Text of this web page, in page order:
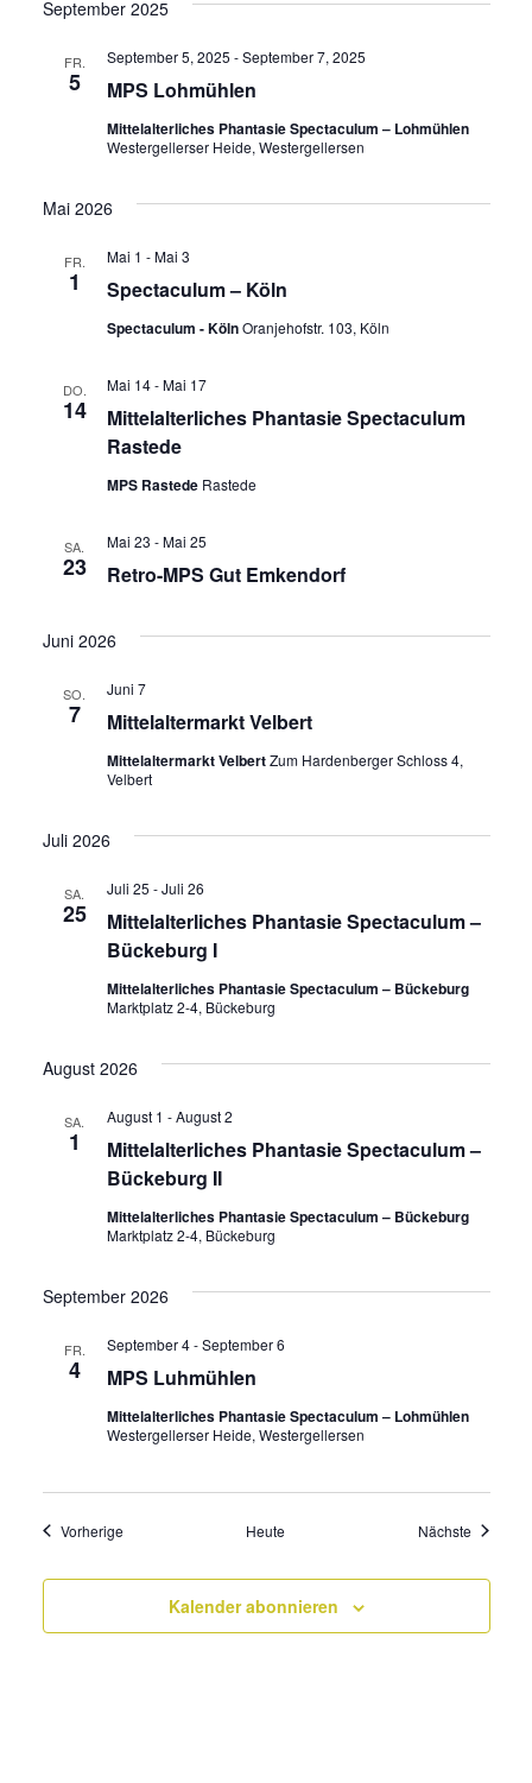
September 2025
FR.
5 MPS Lohmühlen
September 5, 2025 -September 7, 2025
Mittelalterliches Phantasie Spectaculum – Lohmühlen
Westergellerser Heide, Westergellersen
Mai 2026
FR.
1 Spectaculum – Köln
Mai 1 -Mai 3
Spectaculum - KölnOranjehofstr. 103, Köln
DO.
14
Mittelalterliches Phantasie Spectaculum
Rastede
Mai 14-Mai 17
MPS Rastede Rastede
SA.
23 Retro-MPS Gut Emkendorf
Mai 23 -Mai 25
Juni 2026
SO.
7 Mittelaltermarkt Velbert
Juni 7
Mittelaltermarkt VelbertZum Hardenberger Schloss 4,
Velbert
Juli 2026
SA.
25
Mittelalterliches Phantasie Spectaculum –
Bückeburg I
Juli 25 -Juli 26
Mittelalterliches Phantasie Spectaculum – Bückeburg
Marktplatz 2-4, Bückeburg
August 2026
SA.
1
Mittelalterliches Phantasie Spectaculum –
Bückeburg II
August 1 -August 2
Mittelalterliches Phantasie Spectaculum – Bückeburg
Marktplatz 2-4, Bückeburg
September 2026
FR.
4 MPS Luhmühlen
September 4-September 6
Mittelalterliches Phantasie Spectaculum – Lohmühlen
Westergellerser Heide, Westergellersen
VorherigeVeranstaltungen Heute Nächste
Kalender abonnieren